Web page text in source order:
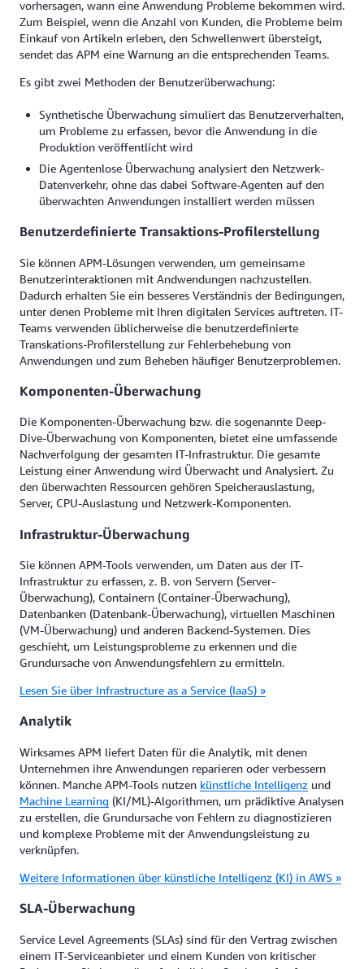
vorhersagen, wann eine Anwendung Probleme bekommen wird.
Zum Beispiel, wenn die Anzahl von Kunden, die Probleme beim
Einkauf von Artikeln erleben, den Schwellenwert übersteigt,
sendet das APM eine Warnung an die entsprechenden Teams.
Es gibt zwei Methoden der Benutzerüberwachung:
Synthetische Überwachung simuliert das Benutzerverhalten,
um Probleme zu erfassen, bevor die Anwendung in die
Produktion veröffentlicht wird
Die Agentenlose Überwachung analysiert den Netzwerk-
Datenverkehr, ohne das dabei Software-Agenten auf den
überwachten Anwendungen installiert werden müssen
Benutzerdefinierte Transaktions-Profilerstellung
Sie können APM-Lösungen verwenden, um gemeinsame
Benutzerinteraktionen mit Andwendungen nachzustellen.
Dadurch erhalten Sie ein besseres Verständnis der Bedingungen,
unter denen Probleme mit Ihren digitalen Services auftreten. IT-
Teams verwenden üblicherweise die benutzerdefinierte
Transkations-Profilerstellung zur Fehlerbehebung von
Anwendungen und zum Beheben häufiger Benutzerproblemen.
Komponenten-Überwachung
Die Komponenten-Überwachung bzw. die sogenannte Deep-
Dive-Überwachung von Komponenten, bietet eine umfassende
Nachverfolgung der gesamten IT-Infrastruktur. Die gesamte
Leistung einer Anwendung wird Überwacht und Analysiert. Zu
den überwachten Ressourcen gehören Speicherauslastung,
Server, CPU-Auslastung und Netzwerk-Komponenten.
Infrastruktur-Überwachung
Sie können APM-Tools verwenden, um Daten aus der IT-
Infrastruktur zu erfassen, z. B. von Servern (Server-
Überwachung), Containern (Container-Überwachung),
Datenbanken (Datenbank-Überwachung), virtuellen Maschinen
(VM-Überwachung) und anderen Backend-Systemen. Dies
geschieht, um Leistungsprobleme zu erkennen und die
Grundursache von Anwendungsfehlern zu ermitteln.
Lesen Sie über Infrastructure as a Service (IaaS) »
Analytik
Wirksames APM liefert Daten für die Analytik, mit denen
Unternehmen ihre Anwendungen reparieren oder verbessern
können. Manche APM-Tools nutzen künstliche Intelligenz und
Machine Learning (KI/ML)-Algorithmen, um prädiktive Analysen
zu erstellen, die Grundursache von Fehlern zu diagnostizieren
und komplexe Probleme mit der Anwendungsleistung zu
verknüpfen.
Weitere Informationen über künstliche Intelligenz (KI) in AWS »
SLA-Überwachung
Service Level Agreements (SLAs) sind für den Vertrag zwischen
einem IT-Serviceanbieter und einem Kunden von kritischer